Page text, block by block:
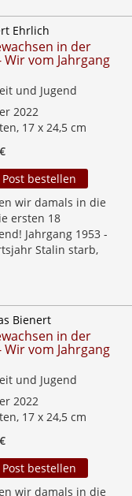
Ehrlich
in der
Wir vom Jahrgang
und Jugend
2022
17 x 24,5 cm
bestellen
wir damals in die
ersten 18
Jahrgang 1953 -
Stalin starb,
Bienert
in der
Wir vom Jahrgang
und Jugend
2022
17 x 24,5 cm
bestellen
wir damals in die